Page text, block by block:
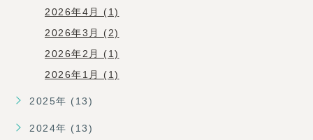
2026年4月 (1)
2026年3月 (2)
2026年2月 (1)
2026年1月 (1)
2025年 (13)
2024年 (13)